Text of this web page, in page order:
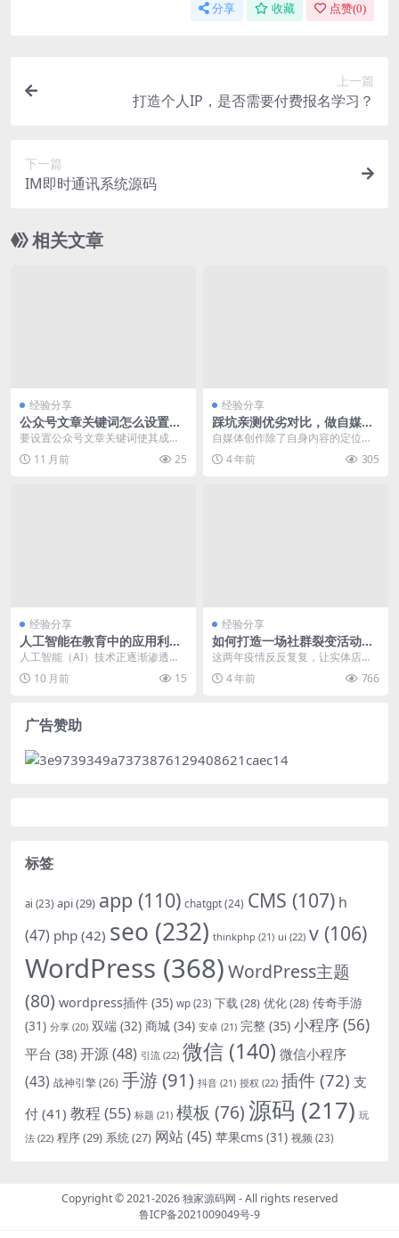
分享 收藏 点赞(0)
上一篇
打造个人IP，是否需要付费报名学习？
下一篇
IM即时通讯系统源码
相关文章
经验分享
公众号文章关键词怎么设置才
爆款
要设置公众号文章关键词使其成为
爆款，首先需要了解用户搜索习惯
和平台推荐机制。公众...
11 月前 25
经验分享
踩坑亲测优劣对比，做自媒体
可以选择的20个平台
自媒体创作除了自身内容的定位之
外，更重要的是选择合适的平台进
行发布，如果您是文化...
4 年前 305
经验分享
人工智能在教育中的应用利弊
专家解读 聚焦民生关切领域
人工智能（AI）技术正逐渐渗透到
教育领域，为教学和学习模式带来
了革命性的变化。然...
10 月前 15
经验分享
如何打造一场社群裂变活动，
3天成交20多万
这两年疫情反反复复，让实体店的
生意是越来越难做下去了，导致很
多企业、实体、工厂纷...
4 年前 766
广告赞助
标签
ai (23) api(29) app (110) chatgpt(24) CMS (107) h
(47) php (42) seo (232) thinkphp (21) ui (22) v (106)
WordPress (368)WordPress主题
(80) wordpress插件 (35) wp (23) 下载(28) 优化(28) 传奇手游
(31) 分享 (20) 双端 (32) 商城 (34) 安卓 (21) 完整 (35) 小程序(56)
平台 (38) 开源(48) 引流 (22) 微信 (140) 微信小程序
(43) 战神引擎(26) 手游(91) 抖音 (21) 授权 (22) 插件 (72) 支
付 (41) 教程 (55) 标题 (21) 模板 (76)源码 (217) 玩
法 (22) 程序(29) 系统(27) 网站(45) 苹果cms (31) 视频 (23)
Copyright © 2021-2026独家源码网 - All rights reserved
鲁ICP备2021009049号-9